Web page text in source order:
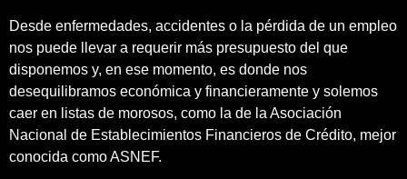
Desde enfermedades, accidentes o la pérdida de un empleo
nos puede llevar a requerir más presupuesto del que
disponemos y, en ese momento, es donde nos
desequilibramos económica y financieramente y solemos
caer en listas de morosos, como la de la Asociación
Nacional de Establecimientos Financieros de Crédito, mejor
conocida como ASNEF.